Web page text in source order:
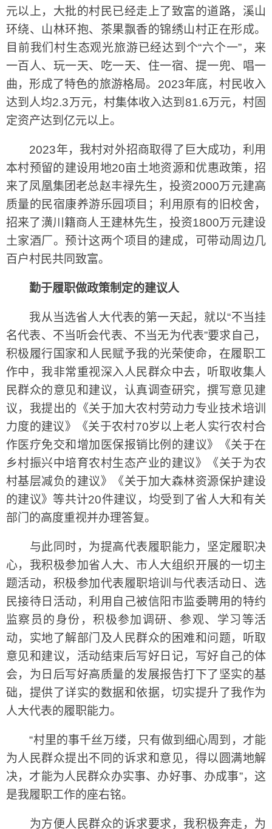
元以上，大批的村民已经走上了致富的道路，溪山
环绕、山林环抱、茶果飘香的锦绣山村正在形成。
目前我们村生态观光旅游已经达到个“六个一”，来
一百人、玩一天、吃一天、住一宿、提一兜、唱一
曲，形成了特色的旅游格局。2023年底，村民收入
达到人均2.3万元，村集体收入达到81.6万元，村固
定资产达到亿元以上。
2023年，我村对外招商取得了巨大成功，利用
本村预留的建设用地20亩土地资源和优惠政策，招
来了凤凰集团老总赵丰禄先生，投资2000万元建高
质量的民宿康养游乐园项目；利用原有的旧校舍，
招来了潢川籍商人王建林先生，投资1800万元建设
土家酒厂。预计这两个项目的建成，可带动周边几
百户村民共同致富。
勤于履职做政策制定的建议人
我从当选省人大代表的第一天起，就以“不当挂
名代表、不当听会代表、不当无为代表”要求自己，
积极履行国家和人民赋予我的光荣使命，在履职工
作中，我非常重视深入人民群众中去，听取收集人
民群众的意见和建议，认真调查研究，撰写意见建
议，我提出的《关于加大农村劳动力专业技术培训
力度的建议》《关于农村70岁以上老人实行农村合
作医疗免交和增加医保报销比例的建议》《关于在
乡村振兴中培育农村生态产业的建议》《关于为农
村基层减负的建议》《关于加大森林资源保护建设
的建议》等共计20件建议，均受到了省人大和有关
部门的高度重视并办理答复。
与此同时，为提高代表履职能力，坚定履职决
心，我积极参加省人大、市人大组织开展的一切主
题活动，积极参加代表履职培训与代表活动日、选
民接待日活动，利用自己被信阳市监委聘用的特约
监察员的身份，积极参加调研、参观、学习等活
动，实地了解部门及人民群众的困难和问题，听取
意见和建议，活动结束后写好日记，写好自己的体
会，为日后写好高质量的发展报告打下了坚实的基
础，提供了详实的数据和依据，切实提升了我作为
人大代表的履职能力。
“村里的事千丝万缕，只有做到细心周到，才能
为人民群众提出不同的诉求和意见，得以圆满地解
决，才能为人民群众办实事、办好事、办成事”，这
是我履职工作的座右铭。
为方便人民群众的诉求要求，我积极奔走，为